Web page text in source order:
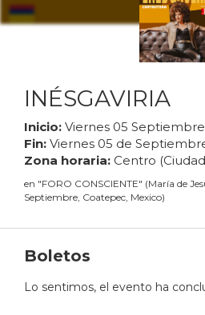
INÉSGAVIRIA
Inicio: Viernes 05 Septiembre
Fin: Viernes 05 de
Zona horaria: Centro
en "FORO CONSCIENTE" (María de
Septiembre, Coatepec, Mexico)
Boletos
Lo sentimos, el evento ha